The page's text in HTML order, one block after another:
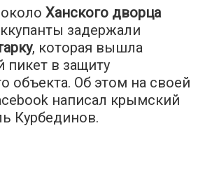
около Ханского дворца
задержали
, которая вышла
пикет в защиту
объекта. Об этом на своей
написал крымский
Курбединов.